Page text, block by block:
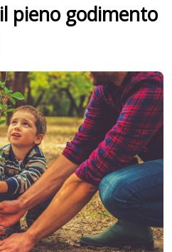
pieno godimento